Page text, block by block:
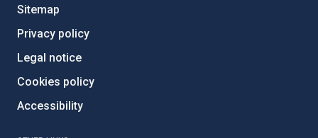
Sitemap
Privacy policy
Legal notice
Cookies policy
Accessibility